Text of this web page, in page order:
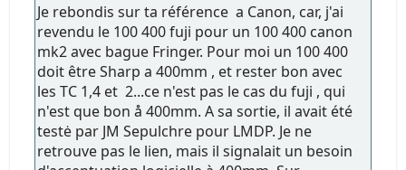
Je rebondis sur ta référence a Canon, car, j'ai
revendu le 100 400 fuji pour un 100 400 canon
mk2 avec bague Fringer. Pour moi un 100 400
doit être Sharp a 400mm , et rester bon avec
les TC 1,4 et 2...ce n'est pas le cas du fuji , qui
n'est que bon å 400mm. A sa sortie, il avait été
testė par JM Sepulchre pour LMDP. Je ne
retrouve pas le lien, mais il signalait un besoin